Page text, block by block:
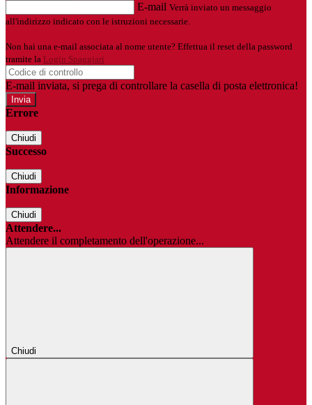
E-mail Verrà inviato un messaggio
all'indirizzo indicato con le istruzioni necessarie.
Non hai una e-mail associata al nome utente? Effettua il reset della password
tramite la Login Spaggiari
E-mail inviata, si prega di controllare la casella di posta elettronica!
Errore
Chiudi
Successo
Chiudi
Informazione
Chiudi
Attendere...
Attendere il completamento dell'operazione...
Chiudi